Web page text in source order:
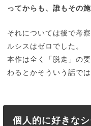
ってからも、誰もその
それについては後で考
ルシスはゼロでした。
本作は全く「脱走」の
わるとかそういう話では
個人的に好きな